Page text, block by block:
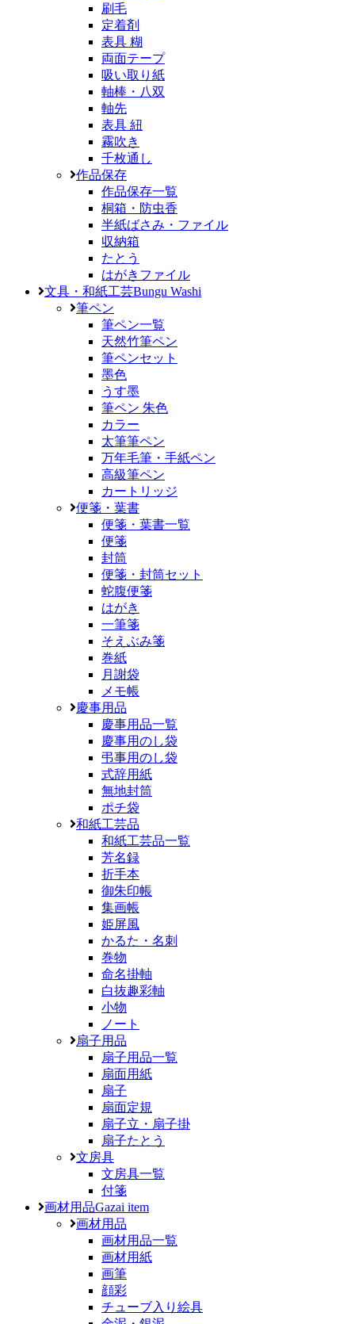
刷毛
定着剤
表具 糊
両面テープ
吸い取り紙
軸棒・八双
軸先
表具 紐
霧吹き
千枚通し
作品保存
作品保存一覧
桐箱・防虫香
半紙ばさみ・ファイル
収納箱
たとう
はがきファイル
文具・和紙工芸Bungu Washi
筆ペン
筆ペン一覧
天然竹筆ペン
筆ペンセット
墨色
うす墨
筆ペン 朱色
カラー
太筆筆ペン
万年毛筆・手紙ペン
高級筆ペン
カートリッジ
便箋・葉書
便箋・葉書一覧
便箋
封筒
便箋・封筒セット
蛇腹便箋
はがき
一筆箋
そえぶみ箋
巻紙
月謝袋
メモ帳
慶事用品
慶事用品一覧
慶事用のし袋
弔事用のし袋
式辞用紙
無地封筒
ポチ袋
和紙工芸品
和紙工芸品一覧
芳名録
折手本
御朱印帳
集画帳
姫屏風
かるた・名刺
巻物
命名掛軸
白抜趣彩軸
小物
ノート
扇子用品
扇子用品一覧
扇面用紙
扇子
扇面定規
扇子立・扇子掛
扇子たとう
文房具
文房具一覧
付箋
画材用品Gazai item
画材用品
画材用品一覧
画材用紙
画筆
顔彩
チューブ入り絵具